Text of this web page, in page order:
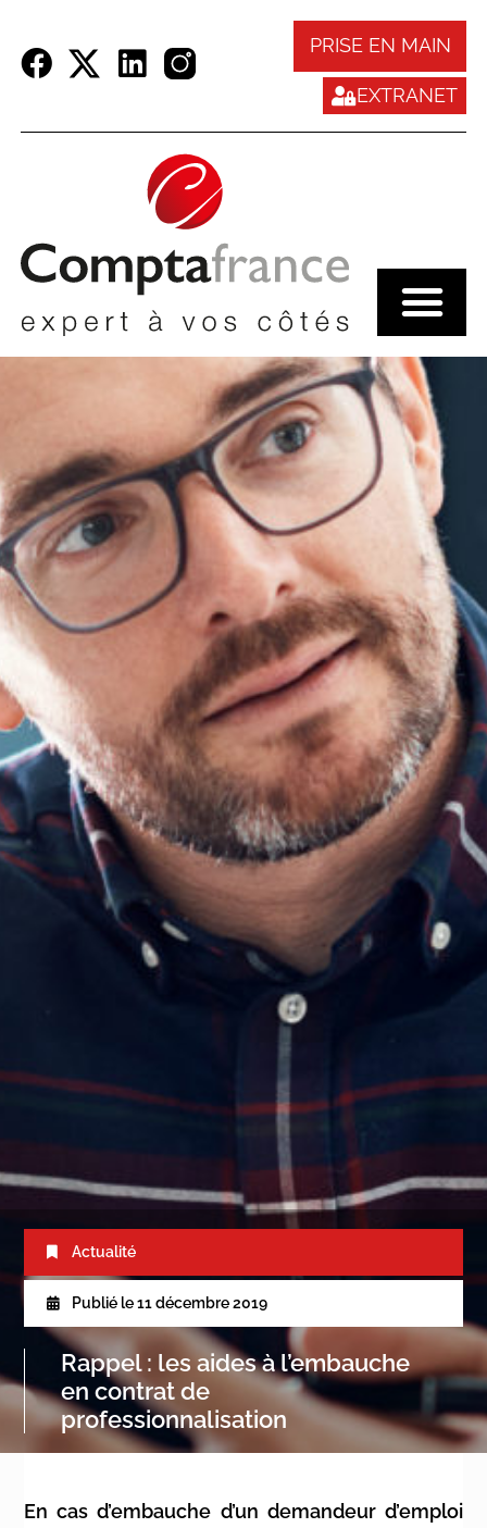
PRISE EN MAIN
EXTRANET
Actualité
Publié le 11 décembre 2019
Rappel : les aides à l’embauche
en contrat de
professionnalisation
En cas d’embauche d’un demandeur d’emploi